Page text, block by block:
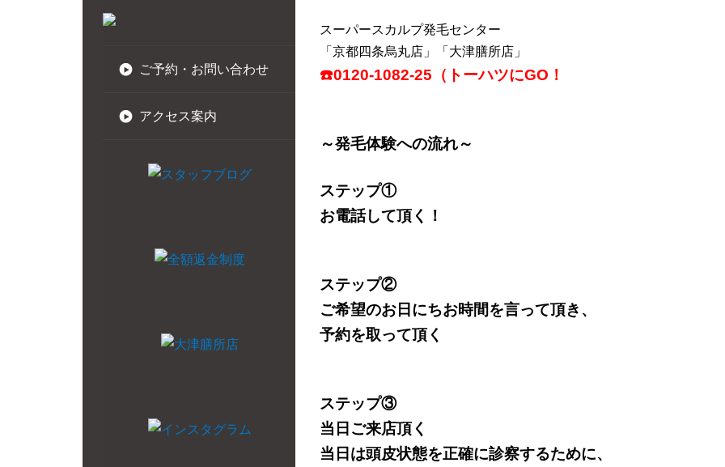
ご予約・お問い合わせ
アクセス案内
スーパースカルプ発毛センター
「京都四条烏丸店」「大津膳所店」
☎️0120-1082-25（トーハツにGO！
～発毛体験への流れ～
ステップ①
お電話して頂く！
ステップ②
ご希望のお日にちお時間を言って頂き、
予約を取って頂く
ステップ③
当日ご来店頂く
当日は頭皮状態を正確に診察するために、